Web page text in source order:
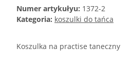
Numer artykułyu: 1372-2
Kategoria: koszulki do tańca
Koszulka na practise taneczny